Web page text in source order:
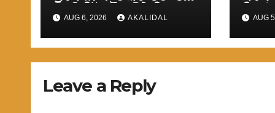
ਵਾਲੀ ਸਿੱਖ ਕੌਮ ਉਤੇ ਫਿਰਕੂ
ਹਮਲੇ ਹੋਣੇ ਅਤਿ ਸ਼ਰਮਨਾਕ :
ਟਿਵਾਣਾ
AUG 6, 2026 AKALIDAL
ਤਾਂ
AUG
Leave a Reply